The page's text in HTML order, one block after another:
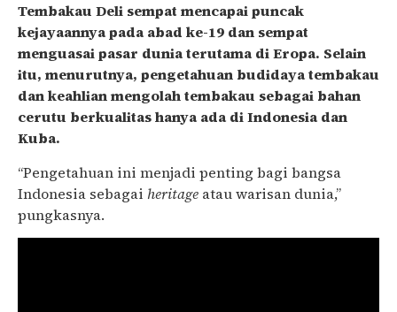
Tembakau Deli sempat mencapai puncak
kejayaannya pada abad ke-19 dan sempat
menguasai pasar dunia terutama di Eropa. Selain
itu, menurutnya, pengetahuan budidaya tembakau
dan keahlian mengolah tembakau sebagai bahan
cerutu berkualitas hanya ada di Indonesia dan
Kuba.
“Pengetahuan ini menjadi penting bagi bangsa
Indonesia sebagai heritage atau warisan dunia,”
pungkasnya.